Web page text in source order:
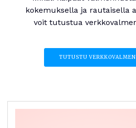
kokemuksella ja rautaisella
voit tutustua
TUTUSTU